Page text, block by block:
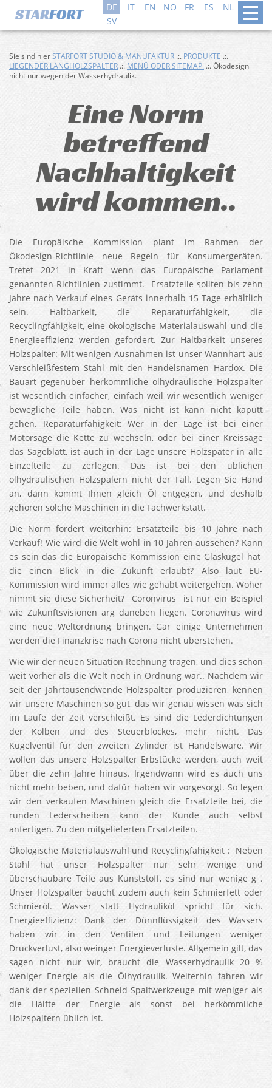
DE IT EN NO FR ES NL
DA
SV
Sie sind hierSTARFORT STUDIO & MANUFAKTUR .:. PRODUKTE .:.
LIEGENDER LANGHOLZSPALTER .:. MENÜ ODER SITEMAP. .:. Ökodesign
nicht nur wegen der Wasserhydraulik.
Eine Norm
betreffend
Nachhaltigkeit
wird kommen..
Die Europäische Kommission plant im Rahmen der
Ökodesign-Richtlinie neue Regeln für Konsumergeräten.
Tretet 2021 in Kraft wenn das Europäische Parlament
genannten Richtlinien zustimmt. Ersatzteile sollten bis zehn
Jahre nach Verkauf eines Geräts innerhalb 15 Tage erhältlich
sein. Haltbarkeit, die Reparaturfähigkeit, die
Recyclingfähigkeit, eine ökologische Materialauswahl und die
Energieeffizienz werden gefordert. Zur Haltbarkeit unseres
Holzspalter: Mit wenigen Ausnahmen ist unser Wannhart aus
Verschleißfestem Stahl mit den Handelsnamen Hardox. Die
Bauart gegenüber herkömmliche ölhydraulische Holzspalter
ist wesentlich einfacher, einfach weil wir wesentlich weniger
bewegliche Teile haben. Was nicht ist kann nicht kaputt
gehen. Reparaturfähigkeit: Wer in der Lage ist bei einer
Motorsäge die Kette zu wechseln, oder bei einer Kreissäge
das Sägeblatt, ist auch in der Lage unsere Holzspater in alle
Einzelteile zu zerlegen. Das ist bei den üblichen
ölhydraulischen Holzspalern nicht der Fall. Legen Sie Hand
an, dann kommt Ihnen gleich Öl entgegen, und deshalb
gehören solche Maschinen in die Fachwerkstatt.
Die Norm fordert weiterhin: Ersatzteile bis 10 Jahre nach
Verkauf! Wie wird die Welt wohl in 10 Jahren aussehen? Kann
es sein das die Europäische Kommission eine Glaskugel hat
die einen Blick in die Zukunft erlaubt? Also laut EU-
Kommission wird immer alles wie gehabt weitergehen. Woher
nimmt sie diese Sicherheit? Coronvirus ist nur ein Beispiel
wie Zukunftsvisionen arg daneben liegen. Coronavirus wird
eine neue Weltordnung bringen. Gar einige Unternehmen
werden die Finanzkrise nach Corona nicht überstehen.
Wie wir der neuen Situation Rechnung tragen, und dies schon
weit vorher als die Welt noch in Ordnung war.. Nachdem wir
seit der Jahrtausendwende Holzspalter produzieren, kennen
wir unsere Maschinen so gut, das wir genau wissen was sich
im Laufe der Zeit verschleißt. Es sind die Lederdichtungen
der Kolben und des Steuerblockes, mehr nicht. Das
Kugelventil für den zweiten Zylinder ist Handelsware. Wir
wollen das unsere Holzspalter Erbstücke werden, auch weit
über die zehn Jahre hinaus. Irgendwann wird es auch uns
nicht mehr beben, und dafür haben wir vorgesorgt. So legen
wir den verkaufen Maschinen gleich die Ersatzteile bei, die
runden Lederscheiben kann der Kunde auch selbst
anfertigen. Zu den mitgelieferten Ersatzteilen.
Ökologische Materialauswahl und Recyclingfähigkeit : Neben
Stahl hat unser Holzspalter nur sehr wenige und
überschaubare Teile aus Kunststoff, es sind nur wenige g .
Unser Holzspalter baucht zudem auch kein Schmierfett oder
Schmieröl. Wasser statt Hydrauliköl spricht für sich.
Energieeffizienz: Dank der Dünnflüssigkeit des Wassers
haben wir in den Ventilen und Leitungen weniger
Druckverlust, also weinger Energieverluste. Allgemein gilt, das
sagen nicht nur wir, braucht die Wasserhydraulik 20 %
weniger Energie als die Ölhydraulik. Weiterhin fahren wir
dank der speziellen Schneid-Spaltwerkzeuge mit weniger als
die Hälfte der Energie als sonst bei herkömmliche
Holzspaltern üblich ist.